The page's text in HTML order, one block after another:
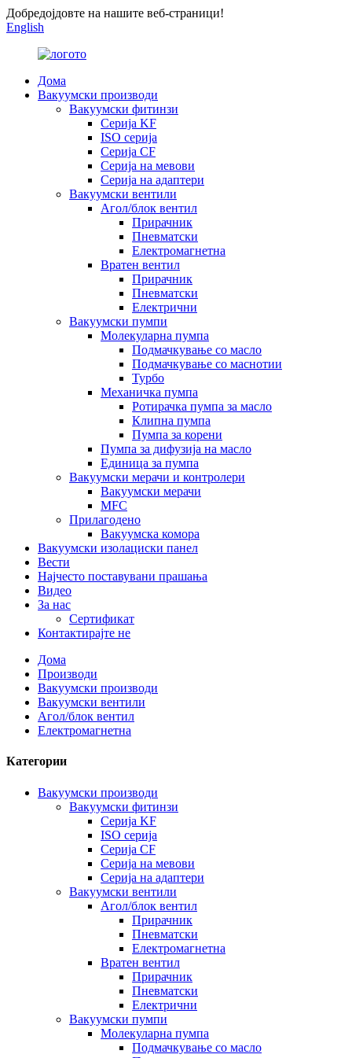
Добредојдовте на нашите веб-страници!
English
Дома
Вакуумски производи
Вакуумски фитинзи
Серија KF
ISO серија
Серија CF
Серија на мевови
Серија на адаптери
Вакуумски вентили
Агол/блок вентил
Прирачник
Пневматски
Електромагнетна
Вратен вентил
Прирачник
Пневматски
Електрични
Вакуумски пумпи
Молекуларна пумпа
Подмачкување со масло
Подмачкување со маснотии
Турбо
Механичка пумпа
Ротирачка пумпа за масло
Клипна пумпа
Пумпа за корени
Пумпа за дифузија на масло
Единица за пумпа
Вакуумски мерачи и контролери
Вакуумски мерачи
MFC
Прилагодено
Вакуумска комора
Вакуумски изолациски панел
Вести
Најчесто поставувани прашања
Видео
За нас
Сертификат
Контактирајте не
Дома
Производи
Вакуумски производи
Вакуумски вентили
Агол/блок вентил
Електромагнетна
Категории
Вакуумски производи
Вакуумски фитинзи
Серија KF
ISO серија
Серија CF
Серија на мевови
Серија на адаптери
Вакуумски вентили
Агол/блок вентил
Прирачник
Пневматски
Електромагнетна
Вратен вентил
Прирачник
Пневматски
Електрични
Вакуумски пумпи
Молекуларна пумпа
Подмачкување со масло